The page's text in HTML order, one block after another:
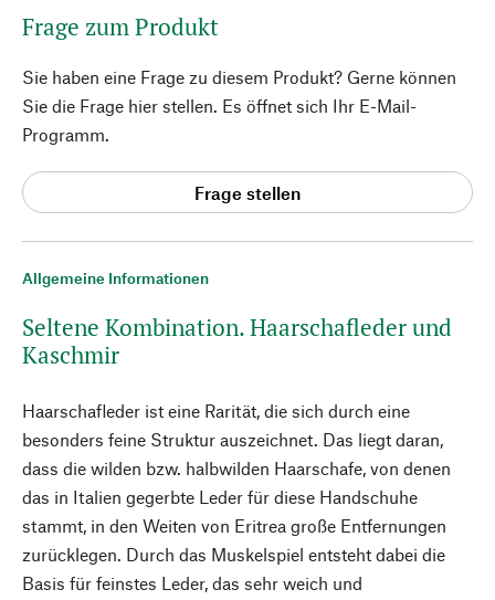
Allgemeine Informationen
Seltene Kombination. Haarschafleder und
Kaschmir
Haarschafleder ist eine Rarität, die sich durch eine
besonders feine Struktur auszeichnet. Das liegt daran,
dass die wilden bzw. halbwilden Haarschafe, von denen
das in Italien gegerbte Leder für diese Handschuhe
stammt, in den Weiten von Eritrea große Entfernungen
zurücklegen. Durch das Muskelspiel entsteht dabei die
Basis für feinstes Leder, das sehr weich und
Frage zum Produkt
Sie haben eine Frage zu diesem Produkt? Gerne können
Sie die Frage hier stellen. Es öffnet sich Ihr E-Mail-
Programm.
Frage stellen